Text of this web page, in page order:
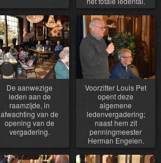
De aanwezige
leden aan de
raamzijde, in
afwachting van de
opening van de
vergadering.
Voorzitter Louis Pet
opent deze
algemene
ledenvergadering;
naast hem zit
penningmeester
Herman Engelen.